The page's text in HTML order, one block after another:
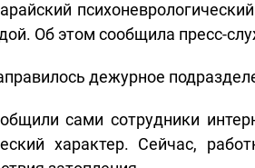
Об этом сообщила пресс-
дежурное
сами сотрудники
характер. Сейчас,